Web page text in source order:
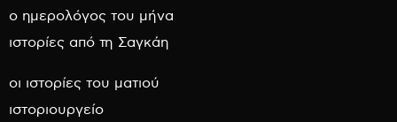
ο ημερολόγος του μήνα
ιστορίες από τη Σαγκάη
οι ιστορίες του ματιού
ιστοριουργείο